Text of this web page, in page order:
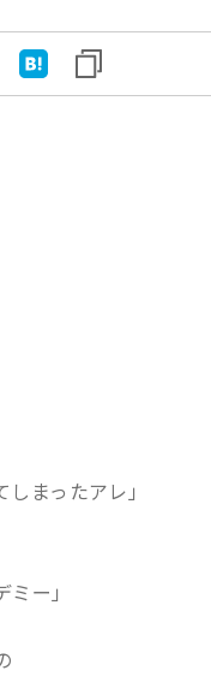
まったアレ」
ー」